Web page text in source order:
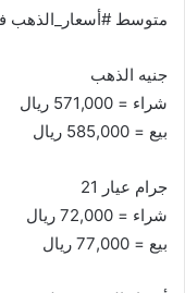
متوسط #أسعار_الذهب
جنيه الذهب
شراء = 571,000 ريال
بيع = 585,000 ريال
جرام عيار 21
شراء = 72,000 ريال
بيع = 77,000 ريال